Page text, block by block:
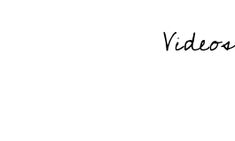
Videos